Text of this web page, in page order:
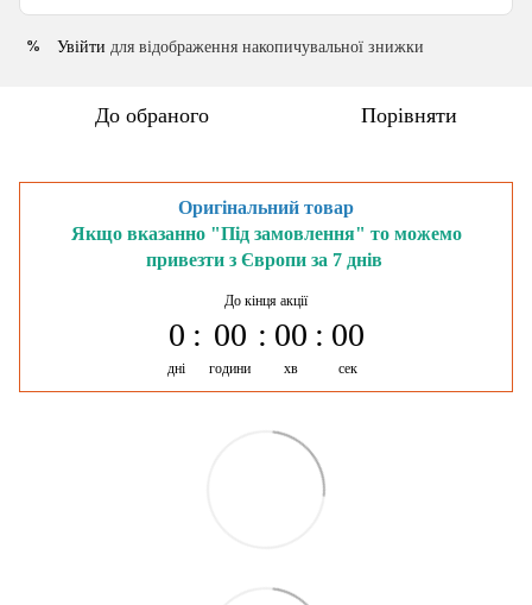
% Увійти для відображення накопичувальної знижки
До обраного Порівняти
Оригінальний товар
Якщо вказанно "Під замовлення" то можемо
привезти з Європи за 7 днів
До кінця акції
0
дні
00
години
00
хв
00
сек